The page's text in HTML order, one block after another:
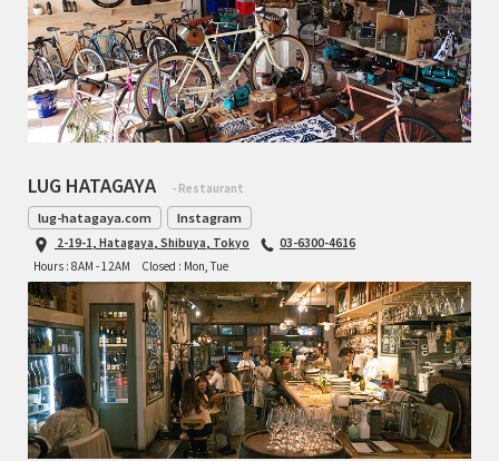
LUG HATAGAYA - Restaurant
lug-hatagaya.com Instagram
2-19-1, Hatagaya, Shibuya, Tokyo
03-6300-4616
Hours : 8AM - 12AM
Closed : Mon, Tue